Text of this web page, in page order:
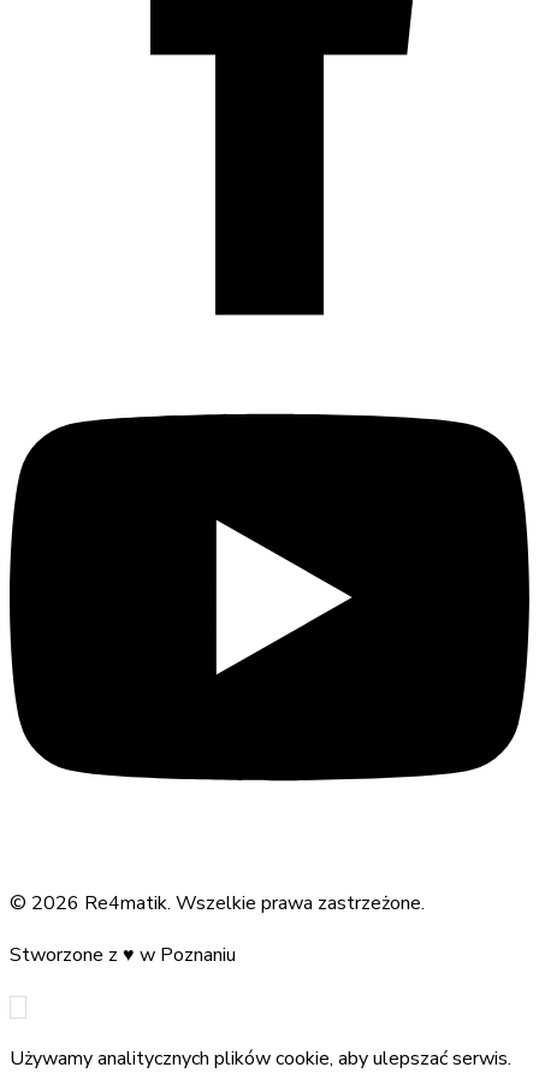
© 2026 Re4matik. Wszelkie prawa zastrzeżone.
Stworzone z ♥ w Poznaniu
Używamy analitycznych plików cookie, aby ulepszać serwis.